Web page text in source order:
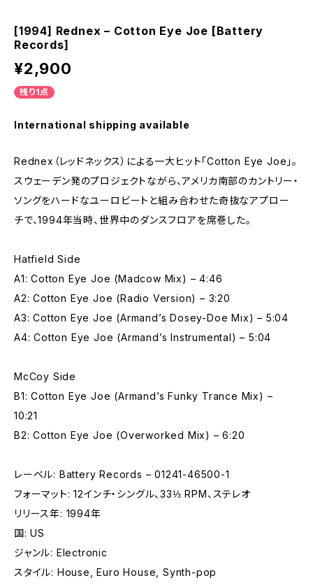
[1994] Rednex – Cotton Eye Joe [Battery
Records]
¥2,900
残り1点
International shipping available
Rednex（レッドネックス）による一大ヒット「Cotton Eye Joe」。
スウェーデン発のプロジェクトながら、アメリカ南部のカントリー・
ソングをハードなユーロビートと組み合わせた奇抜なアプロー
チで、1994年当時、世界中のダンスフロアを席巻した。
Hatfield Side
A1: Cotton Eye Joe (Madcow Mix) – 4:46
A2: Cotton Eye Joe (Radio Version) – 3:20
A3: Cotton Eye Joe (Armand’s Dosey-Doe Mix) – 5:04
A4: Cotton Eye Joe (Armand’s Instrumental) – 5:04
McCoy Side
B1: Cotton Eye Joe (Armand’s Funky Trance Mix) –
10:21
B2: Cotton Eye Joe (Overworked Mix) – 6:20
レーベル: Battery Records – 01241-46500-1
フォーマット: 12インチ・シングル、33⅓ RPM、ステレオ
リリース年: 1994年
国: US
ジャンル: Electronic
スタイル: House, Euro House, Synth-pop